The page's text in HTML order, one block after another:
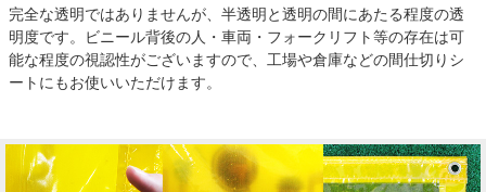
完全な透明ではありませんが、半透明と透明の間にあたる程度の透
明度です。ビニール背後の人・車両・フォークリフト等の存在は可
能な程度の視認性がございますので、工場や倉庫などの間仕切りシ
ートにもお使いいただけます。